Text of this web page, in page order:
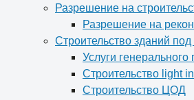
Разрешение на
Разрешение на
Строительство зданий
Услуги генерального
Строительство light
Строительство ЦОД